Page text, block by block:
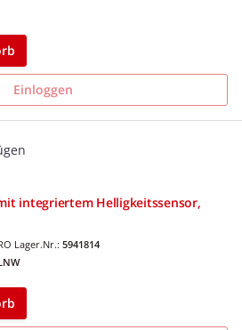
Einloggen
integriertem Helligkeitssensor,
Lager.Nr.: 5941814